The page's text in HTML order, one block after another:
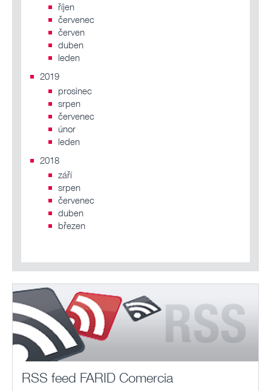
říjen
červenec
červen
duben
leden
2019
prosinec
srpen
červenec
únor
leden
2018
září
srpen
červenec
duben
březen
RSS feed FARID Comercia